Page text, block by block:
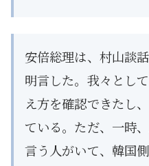
安倍総理は、村山談
明言した。我々とし
え方を確認できたし
ている。ただ、一時
言う人がいて、韓国